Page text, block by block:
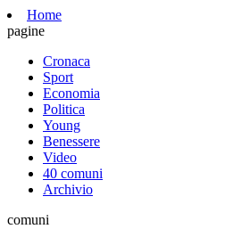
Home
pagine
Cronaca
Sport
Economia
Politica
Young
Benessere
Video
40 comuni
Archivio
comuni